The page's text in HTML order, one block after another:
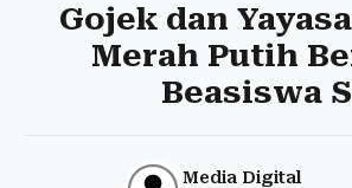
Gojek dan
Merah Putih
Beasiswa
Media Digital